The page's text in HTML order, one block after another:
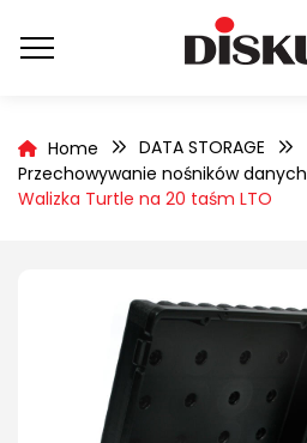
Home
DATA STORAGE
Przechowywanie nośników danych
Walizka Turtle na 20 taśm LTO